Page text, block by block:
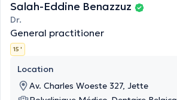
Salah-Eddine Benazzuz
Dr.
General practitioner
15 '
Location
Av. Charles Woeste 327, Jette